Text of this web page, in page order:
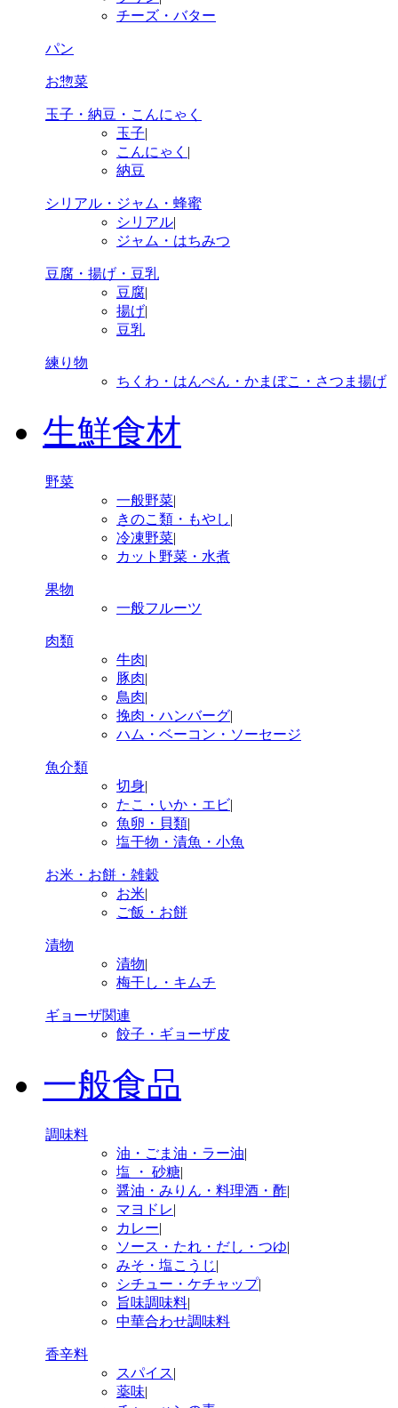
チーズ・バター
パン
お惣菜
玉子・納豆・こんにゃく
玉子|
こんにゃく |
納豆
シリアル・ジャム・蜂蜜
シリアル|
ジャム・はちみつ
豆腐・揚げ・豆乳
豆腐|
揚げ|
豆乳
練り物
ちくわ・はんぺん・かまぼこ・さつま揚げ
生鮮食材
野菜
一般野菜|
きのこ類・もやし|
冷凍野菜|
カット野菜・水煮
果物
一般フルーツ
肉類
牛肉|
豚肉|
鳥肉|
挽肉・ハンバーグ|
ハム・ベーコン・ソーセージ
魚介類
切身|
たこ・いか・エビ|
魚卵・貝類|
塩干物・漬魚・小魚
お米・お餅・雑穀
お米|
ご飯・お餅
漬物
漬物|
梅干し・キムチ
ギョーザ関連
餃子・ギョーザ皮
一般食品
調味料
油・ごま油・ラー油|
塩 ・ 砂糖|
醤油・みりん・料理酒・酢|
マヨドレ|
カレー|
ソース・たれ・だし・つゆ|
みそ・塩こうじ|
シチュー・ケチャップ|
旨味調味料|
中華合わせ調味料
香辛料
スパイス|
薬味|